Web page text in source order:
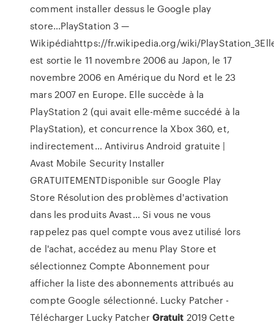
comment installer dessus le Google play
store…PlayStation 3 —
Wikipédiahttps://fr.wikipedia.org/wiki/
est sortie le 11 novembre 2006 au Japon, le 17
novembre 2006 en Amérique du Nord et le 23
mars 2007 en Europe. Elle succède à la
PlayStation 2 (qui avait elle-même succédé à la
PlayStation), et concurrence la Xbox 360, et,
indirectement… Antivirus Android gratuite |
Avast Mobile Security Installer
GRATUITEMENTDisponible sur Google Play
Store Résolution des problèmes d'activation
dans les produits Avast… Si vous ne vous
rappelez pas quel compte vous avez utilisé lors
de l'achat, accédez au menu Play Store et
sélectionnez Compte Abonnement pour
afficher la liste des abonnements attribués au
compte Google sélectionné. Lucky Patcher -
Télécharger Lucky PatcherGratuit 2019 Cette